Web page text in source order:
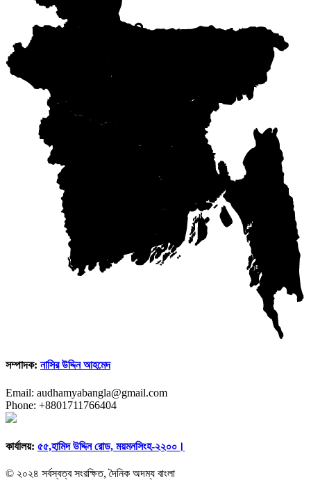
সম্পাদক: নাসির উদ্দিন আহমেদ
Email: audhamyabangla@gmail.com
Phone: +8801711766404
কার্যালয়: ৫৫,হামিদ উদ্দিন রোড, ময়মনসিংহ-২২০০।
© ২০২৪ সর্বস্বত্ব সংরক্ষিত, দৈনিক অদম্য বাংলা